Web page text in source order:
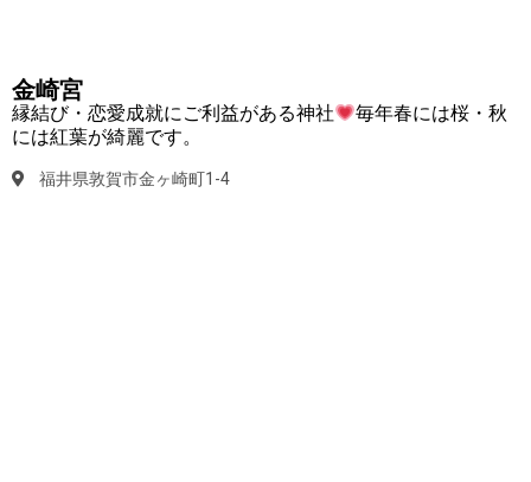
金崎宮
縁結び・恋愛成就にご利益がある神社
毎年春には桜・秋
には紅葉が綺麗です。
福井県敦賀市金ヶ崎町1-4